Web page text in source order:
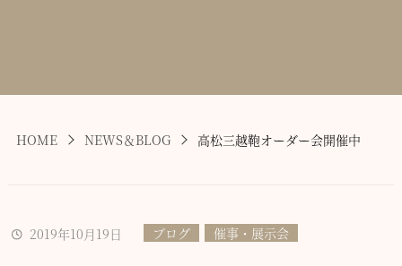
HOME NEWS＆BLOG 高松三越鞄オーダー会開催中
2019年10月19日 ブログ 催事・展示会